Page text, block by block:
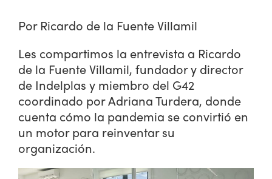
Por Ricardo de la Fuente Villamil
Les compartimos la entrevista a Ricardo
de la Fuente Villamil, fundador y director
de Indelplas y miembro del G42
coordinado por Adriana Turdera, donde
cuenta cómo la pandemia se convirtió en
un motor para reinventar su
organización.